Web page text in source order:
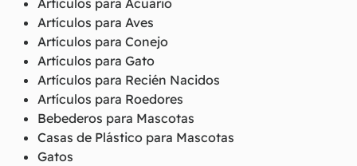
Artículos para Aves
Artículos para Conejo
Artículos para Gato
Artículos para Recién Nacidos
Artículos para Roedores
Bebederos para Mascotas
Casas de Plástico para Mascotas
Gatos